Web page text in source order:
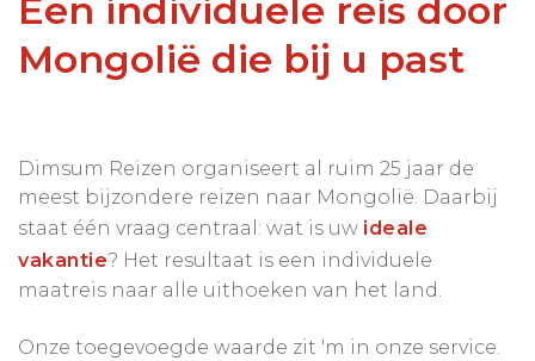
Een individuele reis door
Mongolië die bij u past
Dimsum Reizen organiseert al ruim 25 jaar de
meest bijzondere reizen naar Mongolië. Daarbij
staat één vraag centraal: wat is uw ideale
vakantie? Het resultaat is een individuele
maatreis naar alle uithoeken van het land.
Onze toegevoegde waarde zit 'm in onze service.